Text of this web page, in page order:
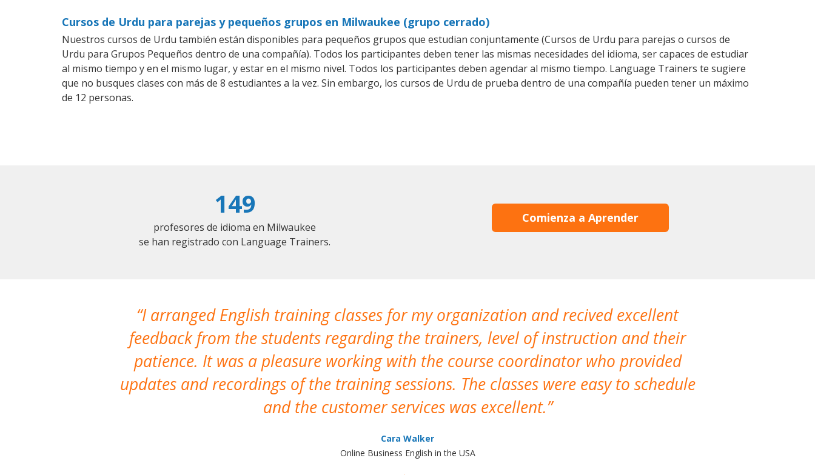
Cursos de Urdu para parejas y pequeños grupos en Milwaukee (grupo cerrado)
Nuestros cursos de Urdu también están disponibles para pequeños grupos que estudian conjuntamente (Cursos de Urdu para parejas o cursos de
Urdu para Grupos Pequeños dentro de una compañía). Todos los participantes deben tener las mismas necesidades del idioma, ser capaces de estudiar
al mismo tiempo y en el mismo lugar, y estar en el mismo nivel. Todos los participantes deben agendar al mismo tiempo. Language Trainers te sugiere
que no busques clases con más de 8 estudiantes a la vez. Sin embargo, los cursos de Urdu de prueba dentro de una compañía pueden tener un máximo
de 12 personas.
149
profesores de idioma en Milwaukee
se han registrado con Language Trainers.
Comienza a Aprender
I arranged English training classes for my organization and recived excellent
feedback from the students regarding the trainers, level of instruction and their
patience. It was a pleasure working with the course coordinator who provided
updates and recordings of the training sessions. The classes were easy to schedule
and the customer services was excellent.
Cara Walker
Online Business English in the USA